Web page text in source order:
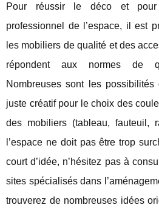
Pour réussir le déco et
professionnel de l’espace, il est
les mobiliers de qualité et des
répondent aux normes de
Nombreuses sont les possibilités
juste créatif pour le choix des
des mobiliers (tableau, fauteuil,
l’espace ne doit pas être trop
court d’idée, n’hésitez pas à
sites spécialisés dans
trouverez de nombreuses idées